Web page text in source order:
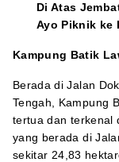
Di Atas
Ayo Piknik ke
Kampung Batik
Berada di Jalan
Tengah, Kampung
tertua dan terkenal
yang berada di
sekitar 24,83